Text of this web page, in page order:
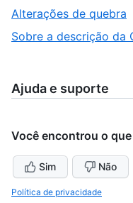
5
of
5
Alterações de quebra
4
Sobre a descrição da
Ajuda e suporte
Você encontrou o
Sim Não
Política de privacidade